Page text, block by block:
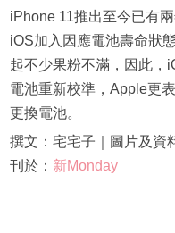
iPhone 11推出至今已有
iOS加入因應電池壽命狀
起不少果粉不滿，因此，
電池重新校準，Apple更
更換電池。
撰文：宅宅子｜圖片及資
刊於： 新Monday